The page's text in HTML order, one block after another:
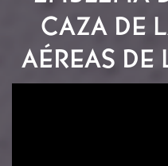
CAZA DE
AÉREAS DE